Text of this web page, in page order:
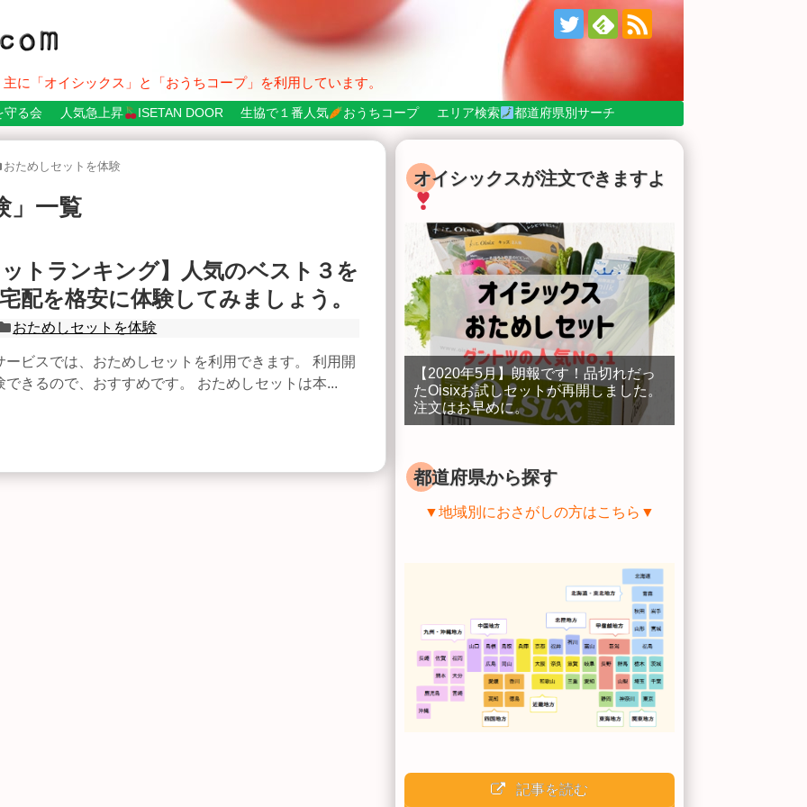
に「オイシックス」と「おうちコープ」を利用しています。
守る会 人気急上昇 ISETAN DOOR 生協で１番人気 おうちコープ エリア検索 都道府県別サーチ
おためしセットを体験
」 一覧
ットランキング】人気のベスト３を
配を格安に体験してみましょう。
おためしセットを体験
ービスでは、おためしセットを利用できます。 利用開
できるので、おすすめです。 おためしセットは本...
オイシックスが注文できますよ
【2020年5月】朗報です！品切れだっ
たOisixお試しセットが再開しました。
注文はお早めに。
都道府県から探す
▼地域別におさがしの方はこちら▼
記事を読む